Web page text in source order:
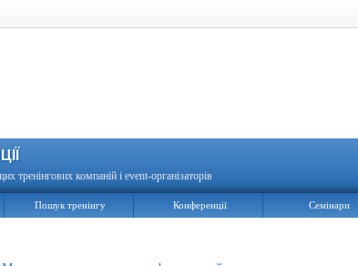
тренінгових компаній і event-організаторів
Пошук тренінгу Конференції Семінари